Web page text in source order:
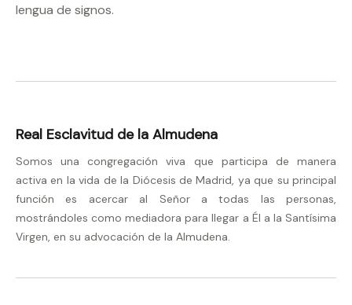
lengua de signos.
Real Esclavitud de la Almudena
Somos una congregación viva que participa de manera
activa en la vida de la Diócesis de Madrid, ya que su principal
función es acercar al Señor a todas las personas,
mostrándoles como mediadora para llegar a Él a la Santísima
Virgen, en su advocación de la Almudena.